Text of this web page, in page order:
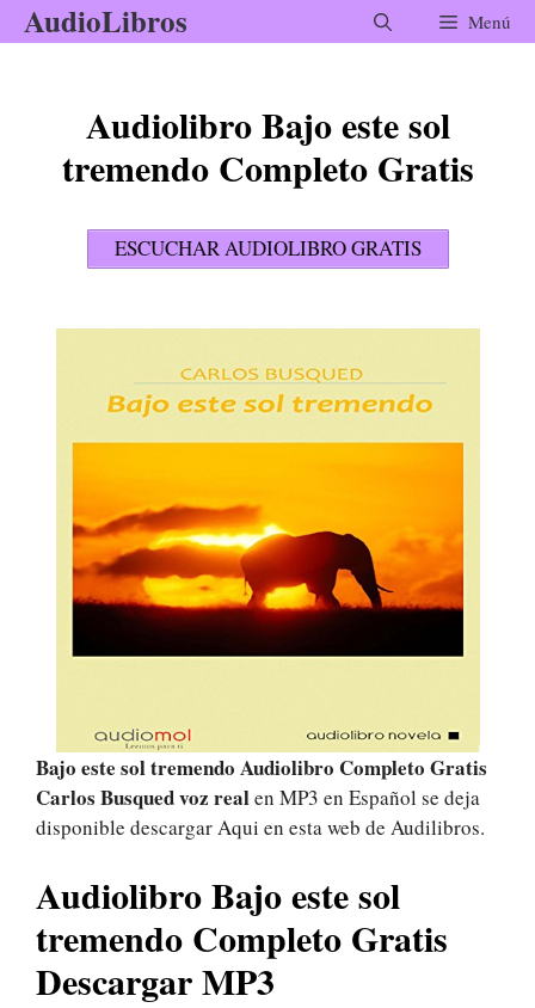
Saltar
al
AudioLibros Menú
Audiolibro Bajo este sol
tremendo Completo Gratis
ESCUCHAR AUDIOLIBRO GRATIS
Bajo este sol tremendo Audiolibro Completo Gratis
Carlos Busqued voz realen MP3 en Español se deja
disponible descargar Aqui en esta web de Audilibros.
Audiolibro Bajo este sol
tremendo Completo Gratis
Descargar MP3